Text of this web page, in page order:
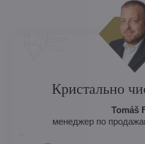
Кристально
Tomáš
менеджер по